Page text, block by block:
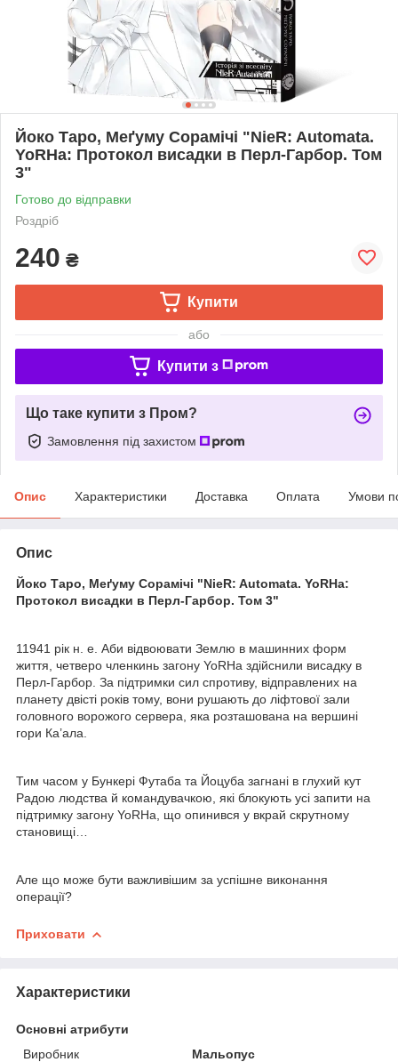
Йоко Таро, Меґуму Сорамічі "NieR: Automata.
YoRHa: Протокол висадки в Перл-Гарбор. Том
3"
Готово до відправки
Роздріб
240 ₴
Купити
або
Купити з
Що таке купити з Пром?
Замовлення під захистом
Опис Характеристики Доставка Оплата Умови
Опис
Йоко Таро, Меґуму Сорамічі "NieR: Automata. YoRHa:
Протокол висадки в Перл-Гарбор. Том 3"
11941 рік н. е. Аби відвоювати Землю в машинних форм
життя, четверо членкинь загону YoRHa здійснили висадку в
Перл-Гарбор. За підтримки сил спротиву, відправлених на
планету двісті років тому, вони рушають до ліфтової зали
головного ворожого сервера, яка розташована на вершині
гори Ка’ала.
Тим часом у Бункері Футаба та Йоцуба загнані в глухий кут
Радою людства й командувачкою, які блокують усі запити на
підтримку загону YoRHa, що опинився у вкрай скрутному
становищі…
Але що може бути важливішим за успішне виконання
операції?
Приховати
Характеристики
Основні атрибути
Виробник
Мальопус